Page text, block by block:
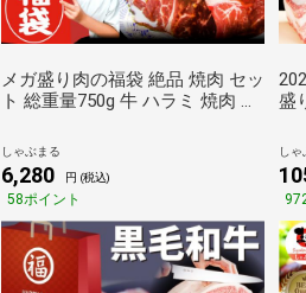
メガ盛り肉の福袋 絶品 焼肉 セッ
ト 総重量750g 牛 ハラミ 焼肉 ＆
け＆レンジで簡単調理 しゃぶま
る
しゃぶまる
6,280 円 (税込)
58ポイント
盛
テ
等
しゃ